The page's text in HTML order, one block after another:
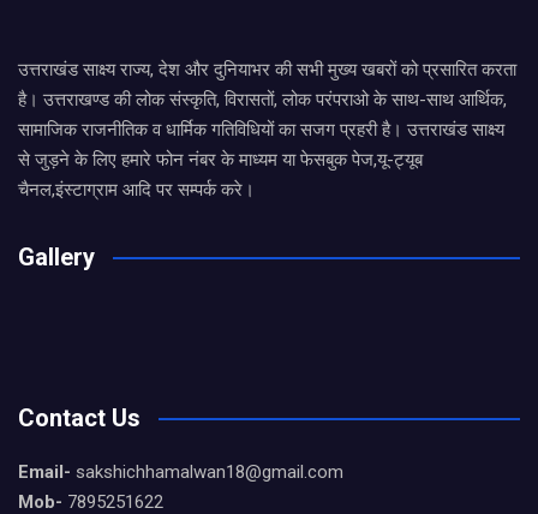
उत्तराखंड साक्ष्य राज्य, देश और दुनियाभर की सभी मुख्य खबरों को प्रसारित करता
है। उत्तराखण्ड की लोक संस्कृति, विरासतों, लोक परंपराओ के साथ-साथ आर्थिक,
सामाजिक राजनीतिक व धार्मिक गतिविधियों का सजग प्रहरी है। उत्तराखंड साक्ष्य
से जुड़ने के लिए हमारे फोन नंबर के माध्यम या फेसबुक पेज,यू-ट्यूब
चैनल,इंस्टाग्राम आदि पर सम्पर्क करे।
Gallery
Contact Us
Email- sakshichhamalwan18@gmail.com
Mob- 7895251622